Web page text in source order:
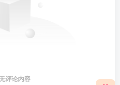
评论内容